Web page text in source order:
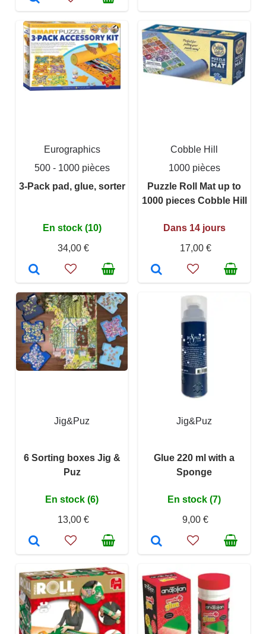
Eurographics
500 - 1000 pièces
3-Pack pad, glue, sorter
En stock (10)
34,00 €
Cobble Hill
1000 pièces
Puzzle Roll Mat up to
1000 pieces Cobble Hill
Dans 14 jours
17,00 €
Jig&Puz
6 Sorting boxes Jig &
Puz
En stock (6)
13,00 €
Jig&Puz
Glue 220 ml with a
Sponge
En stock (7)
9,00 €